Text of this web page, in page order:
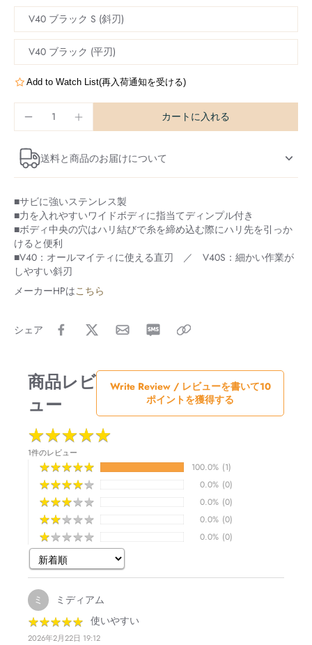
V40 ブラック S (斜刃)
V40 ブラック (平刃)
Add to Watch List(再入荷通知を受ける)
カートに入れる
送料と商品のお届けについて
■サビに強いステンレス製
■力を入れやすいワイドボディに指当てディンプル付き
■ボディ中央の穴はハリ結びで糸を締め込む際にハリ先を引っか
けると便利
■V40：オールマイティに使える直刃 ／ V40S：細かい作業が
しやすい斜刃
メーカーHPはこちら
シェア
商品レビ
ュー
Write Review / レビューを書いて10
ポイントを獲得する
★★★★★
★★★★★
1件のレビュー
★★★★★
★★★★★ 100.0% (1)
★★★★★
★★★★★ 0.0% (0)
★★★★★
★★★★★ 0.0% (0)
★★★★★
★★★★★ 0.0% (0)
★★★★★
★★★★★ 0.0% (0)
ミ ミディアム
★★★★★
★★★★★ 使いやすい
2026年2月22日 19:12